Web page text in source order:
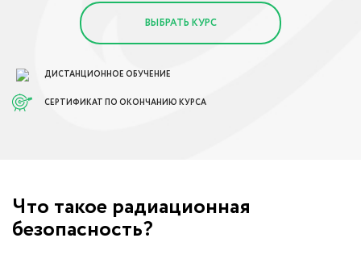
ВЫБРАТЬ КУРС
ДИСТАНЦИОННОЕ ОБУЧЕНИЕ
СЕРТИФИКАТ ПО ОКОНЧАНИЮ КУРСА
Что такое радиационная
безопасность?